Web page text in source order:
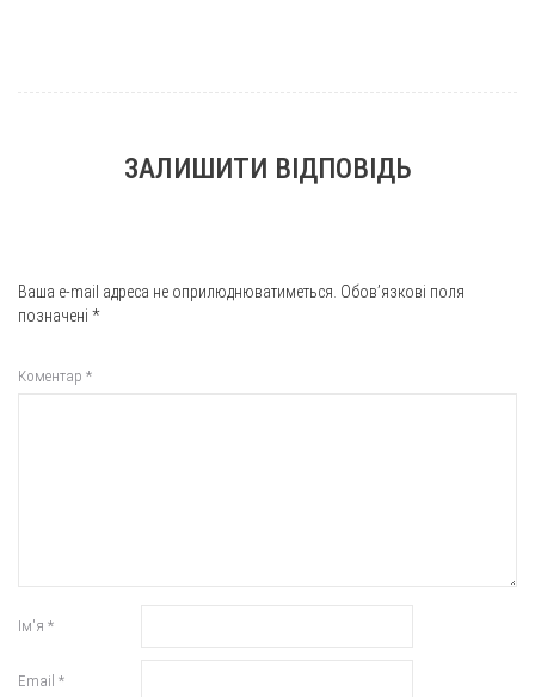
ЗАЛИШИТИ ВІДПОВІДЬ
Ваша e-mail адреса не оприлюднюватиметься. Обов’язкові поля
позначені *
Коментар *
Ім'я *
Email *